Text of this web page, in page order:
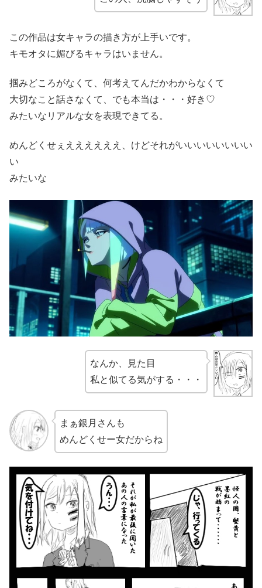
この作品は女キャラの描き方が上手いです。
キモオタに媚びるキャラはいません。
掴みどころがなくて、何考えてんだかわからなくて
大切なこと話さなくて、でも本当は・・・好き♡
みたいなリアルな女を表現できてる。
めんどくせぇええええええ、けどそれがいいいいいいいい
い
みたいな
なんか、見た目
私と似てる気がする・・・
まぁ銀月さんも
めんどくせー女だからね